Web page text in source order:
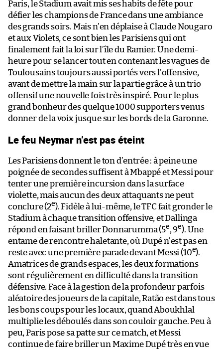
Paris, le Stadium avait mis ses habits de fête pour
défier les champions de France dans une ambiance
des grands soirs. Mais n’en déplaise à Claude Nougaro
et aux Violets, ce sont bien les Parisiens qui ont
finalement fait la loi sur l’île du Ramier. Une demi-
heure pour se lancer tout en contenant les vagues de
Toulousains toujours aussi portés vers l’offensive,
avant de mettre la main sur la partie grâce à un trio
offensif une nouvelle fois très inspiré. Pour le plus
grand bonheur des quelque 1000 supporters venus
donner de la voix jusque sur les bords de la Garonne.
Le feu Neymar n’est pas éteint
Les Parisiens donnent le ton d’entrée : à peine une
poignée de secondes suffisent à Mbappé et Messi pour
tenter une première incursion dans la surface
violette, mais aucun des deux attaquants ne peut
conclure (2e). Fidèle à lui-même, le TFC fait gronder le
Stadium à chaque transition offensive, et Dallinga
répond en faisant briller Donnarumma (5e, 9e). Une
entame de rencontre haletante, où Dupé n’est pas en
reste avec une première parade devant Messi (10e).
Amatrices de grands espaces, les deux formations
sont régulièrement en difficulté dans la transition
défensive. Face à la gestion de la profondeur parfois
aléatoire des joueurs de la capitale, Ratão est dans tous
les bons coups pour les locaux, quand Aboukhlal
multiplie les déboulés dans son couloir gauche. Peu à
peu, Paris pose sa patte sur ce match, et Messi
continue de faire briller un Maxime Dupé très en vue